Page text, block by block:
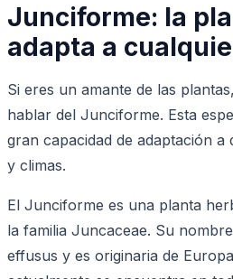
Junciforme: la
adapta a
Si eres un amante de las
hablar del Junciforme. Esta
gran capacidad de adaptación a
y climas.
El Junciforme es una planta
la familia Juncaceae. Su
effusus y es originaria de